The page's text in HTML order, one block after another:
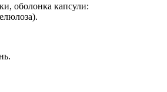
оболонка капсули: